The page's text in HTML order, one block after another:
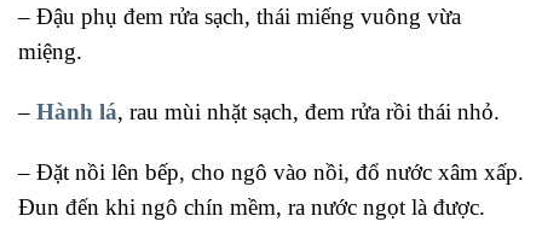
– Đậu phụ đem rửa sạch, thái miếng vuông vừa
miệng.
– Hành lá, rau mùi nhặt sạch, đem rửa rồi thái nhỏ.
– Đặt nồi lên bếp, cho ngô vào nồi, đổ nước xâm xấp.
Đun đến khi ngô chín mềm, ra nước ngọt là được.